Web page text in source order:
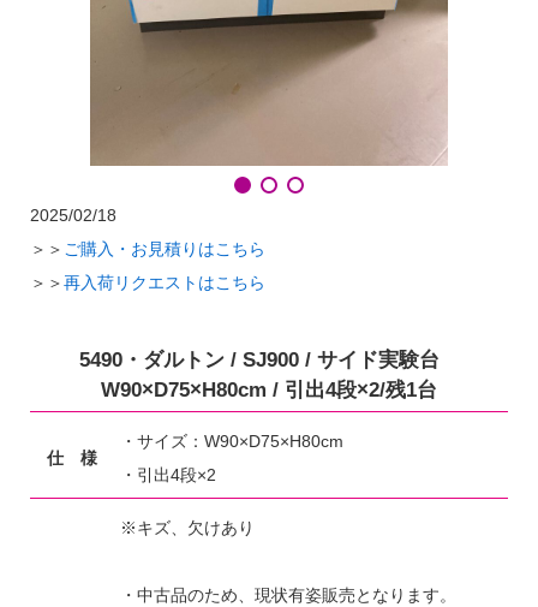
2025/02/18
＞＞ ご購入・お見積りはこちら
＞＞再入荷リクエストはこちら
5490・ダルトン / SJ900 / サイド実験台
W90×D75×H80cm / 引出4段×2/残1台
仕 様
・サイズ：W90×D75×H80cm
・引出4段×2
※キズ、欠けあり
・中古品のため、現状有姿販売となります。